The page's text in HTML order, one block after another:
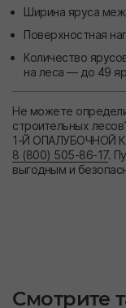
Ширина яруса
Поверхностная
Количество
на леса — до 49
Не можете
строительных
1-Й ОПАЛУБОЧНОЙ
8 (800) 505-86-17.
выгодным и
Смотрите